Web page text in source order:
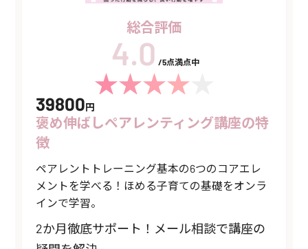
総合評価
/5点満点中
39800円
褒め伸ばしペアレンティング講座の特
徴
ペアレントトレーニング基本の6つのコアエレ
メントを学べる！ほめる子育ての基礎をオンラ
インで学習。
2か月徹底サポート！メール相談で講座の